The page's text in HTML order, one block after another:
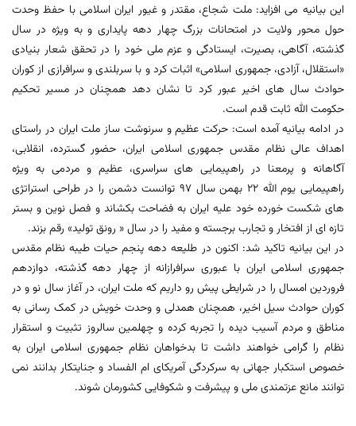
این بیانیه می افزاید: ملت شجاع، مقتدر و غیور ایران اسلامی با حفظ وحدت
حول محور ولایت در امتحانات بزرگ چهار دهه پایداری و به ‌ویژه در سال
گذشته، آگاهی، بصیرت، ایستادگی و عزم ملی خود را در تحقق شعار بنیادی
«استقلال، آزادی، جمهوری اسلامی» اثبات کرد و با سربلندی و سرافرازی از کوران
حوادث سال های اخیر عبور کرد تا نشان دهد همچنان در مسیر تحکیم
حکومت الله ثابت‌ قدم است.
در ادامه بیانیه آمده است: حرکت عظیم و سرنوشت ‌ساز ملت ایران در راستای
اهداف عالی نظام مقدس جمهوری اسلامی ایران، حضور گسترده، انقلابی،
آگاهانه و پرمعنا در راهپیمایی های سراسری، عظیم و مردمی به ویژه
راهپیمایی یوم الله 22 بهمن سال 97 توانست دشمن را در طراحی استراتژی‌
های شکست‌ خورده خود علیه ایران به فضاحت بکشاند و فصل نوین و بستر
تازه ‌ای از افتخار و تجارب برجسته و مفید را در سال « رونق تولید» رقم بزند.
در این بیانیه تاکید شد: اکنون در طلیعه دهه پنجم حیات طیبه‌‌ نظام مقدس
جمهوری اسلامی ایران با عبوری سرافرازانه از چهار دهه گذشته، دوازدهم
فروردین امسال را در شرایطی پیش رو داریم که ملت ایران، در آغاز سال نو و در
کوران حوادث سیل اخیر، همچنان همدلی و وحدت خویش در کمک رسانی به
مناطق و مردم آسیب دیده را تجربه کرده و چهلمین سالروز تثبیت و استقرار
نظام را گرامی خواهند داشت تا بدخواهان نظام جمهوری اسلامی ایران به
خصوص استکبار جهانی به سرکردگی آمریکای ام الفساد و جنایتکار بدانند نمی
توانند مانع عزتمندی ملی و پیشرفت و شکوفایی کشورمان شوند.